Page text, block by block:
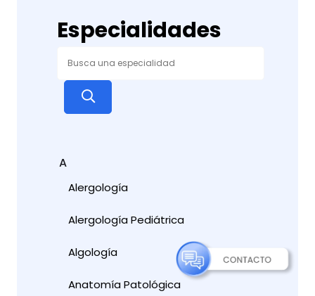
Especialidades
A
Alergología
Alergología Pediátrica
Algología
Anatomía Patológica